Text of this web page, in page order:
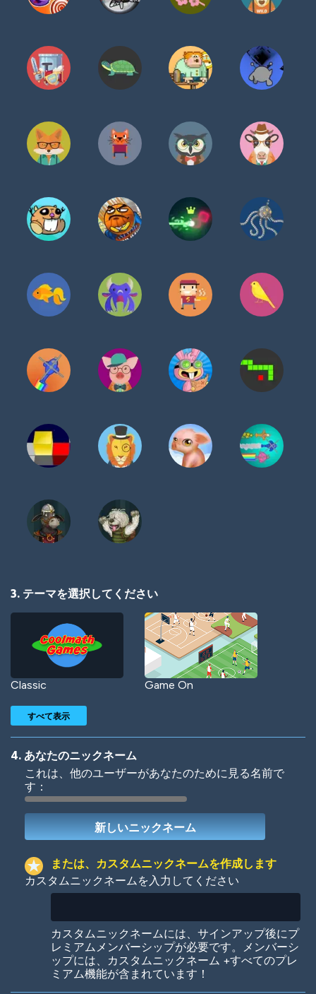
3. テーマを選択してください
Classic Game On
Woof
Colorful
すべて表示
4. あなたのニックネーム
これは、他のユーザーがあなたのために見る名前で
す：
または、カスタムニックネームを作成します
カスタムニックネームを入力してください
カスタムニックネームには、サインアップ後にプ
レミアムメンバーシップが必要です。メンバーシ
ップには、カスタムニックネーム +すべてのプレ
ミアム機能が含まれています！